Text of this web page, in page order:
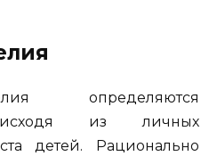
определяются
исходя из личных
детей. Рационально